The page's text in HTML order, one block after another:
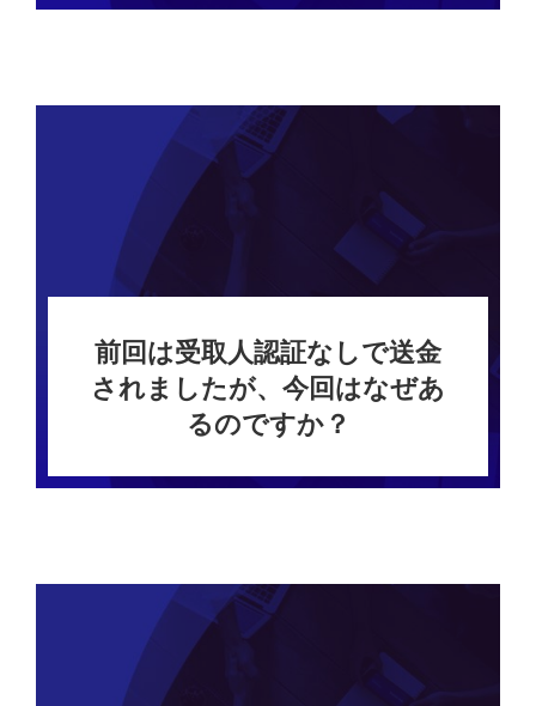
前回は受取人認証なしで送金
されましたが、今回はなぜあ
るのですか？